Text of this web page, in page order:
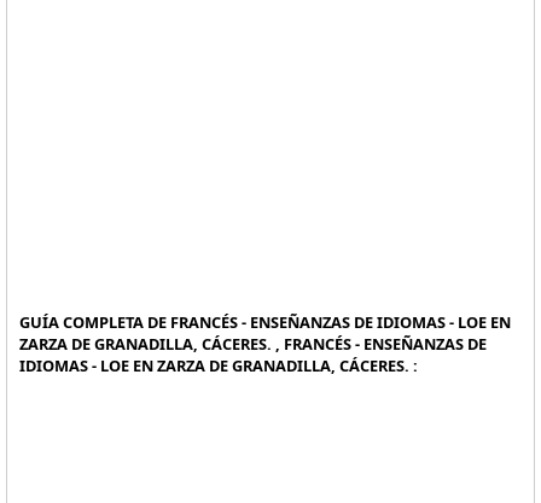
GUÍA COMPLETA DE FRANCÉS - ENSEÑANZAS DE IDIOMAS - LOE EN
ZARZA DE GRANADILLA, CÁCERES. , FRANCÉS - ENSEÑANZAS DE
IDIOMAS - LOE EN ZARZA DE GRANADILLA, CÁCERES. :